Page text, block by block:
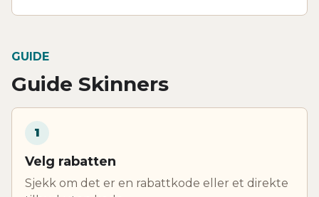
GUIDE
Guide Skinners
1
Velg rabatten
Sjekk om det er en rabattkode eller et direkte